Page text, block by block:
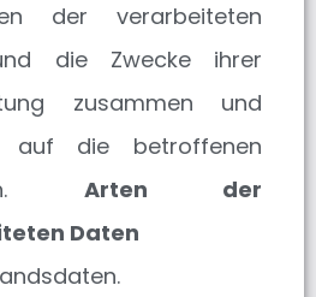
der verarbeiteten
die Zwecke ihrer
zusammen und
auf die betroffenen
Arten der
Daten